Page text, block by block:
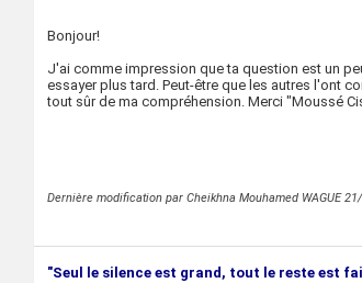
Bonjour!
J'ai comme impression que ta question est un
essayer plus tard. Peut-être que les autres l'ont
tout sûr de ma compréhension. Merci "Moussé
Dernière modification par Cheikhna Mouhamed WAGUE
"Seul le silence est grand, tout le reste est